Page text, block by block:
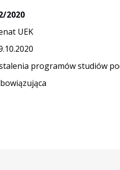
2020
UEK
programów studiów